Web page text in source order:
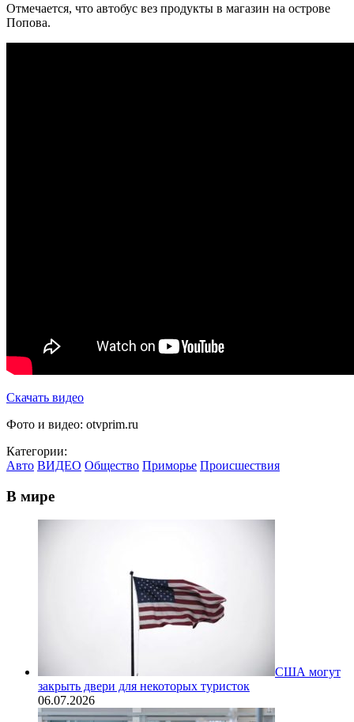
Отмечается, что автобус вез продукты в магазин на острове
Попова.
Скачать видео
Фото и видео: otvprim.ru
Категории:
Авто ВИДЕО Общество Приморье Происшествия
В мире
США могут
закрыть двери для некоторых туристок
06.07.2026